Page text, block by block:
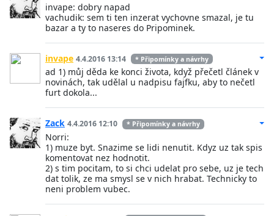
invape: dobry napad
vachudik: sem ti ten inzerat vychovne smazal, je tu
bazar a ty to naseres do Pripominek.
invape 4.4.2016 13:14 * Připomínky a návrhy
ad 1) můj děda ke konci života, když přečetl článek v
novinách, tak udělal u nadpisu fajfku, aby to nečetl
furt dokola...
Zack 4.4.2016 12:10 * Připomínky a návrhy
Norri:
1) muze byt. Snazime se lidi nenutit. Kdyz uz tak spis
komentovat nez hodnotit.
2) s tim pocitam, to si chci udelat pro sebe, uz je tech
dat tolik, ze ma smysl se v nich hrabat. Technicky to
neni problem vubec.